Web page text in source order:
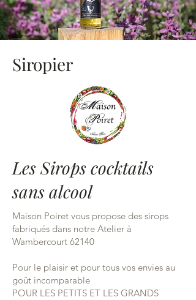
Siropier
Les Sirops cocktails
sans alcool
Maison Poiret vous propose des sirops
fabriqués dans notre Atelier à
Wambercourt 62140
Pour le plaisir et pour tous vos envies au
goût incomparable
POUR LES PETITS ET LES GRANDS